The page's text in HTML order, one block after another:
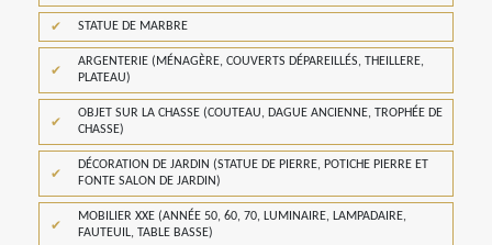
STATUE DE MARBRE
ARGENTERIE (MÉNAGÈRE, COUVERTS DÉPAREILLÉS, THEILLERE,
PLATEAU)
OBJET SUR LA CHASSE (COUTEAU, DAGUE ANCIENNE, TROPHÉE DE
CHASSE)
DÉCORATION DE JARDIN (STATUE DE PIERRE, POTICHE PIERRE ET
FONTE SALON DE JARDIN)
MOBILIER XXE (ANNÉE 50, 60, 70, LUMINAIRE, LAMPADAIRE,
FAUTEUIL, TABLE BASSE)